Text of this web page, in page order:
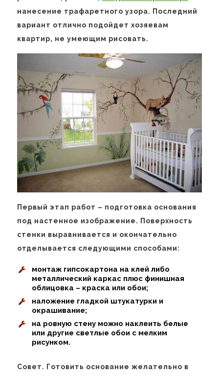
нанесение трафаретного узора. Последний
вариант отлично подойдет хозяевам
квартир, не умеющим рисовать.
Первый этап работ – подготовка основания
под настенное изображение. Поверхность
стенки выравнивается и окончательно
отделывается следующими способами:
монтаж гипсокартона на клей либо
металлический каркас плюс финишная
облицовка – краска или обои;
наложение гладкой штукатурки и
окрашивание;
на ровную стену можно наклеить белые
или другие светлые обои с мелким
рисунком.
Совет. Готовить основание желательно в